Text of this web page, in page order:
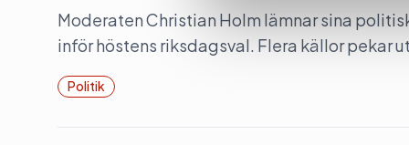
Moderaten Christian Holm lämnar sina
inför höstens riksdagsval. Flera källor pekar
Politik